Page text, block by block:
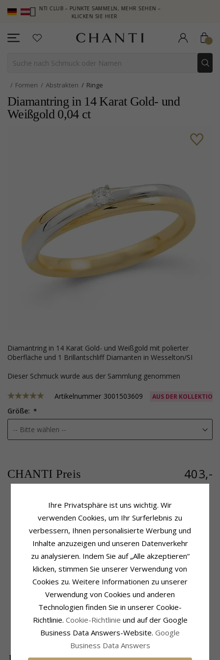
CHANTI CLUB – PUNKTE SAMMELN, MEHR SEHEN –
KLICKEN SIE HIER
Formen Abstrakten Ringe
Diamantring in 14 Karat Gold- und
Weißgold 0,04 ct
Diamantring in 14 Karat Gold- und Weißgold mit polierter
Oberfläche und 1 Brillantschliff Diamanten in Wesselton/SI
Dieser Schmuck wurde aus der Sammlung genommen
Artikelnummer 3001503609 AUS DER KOLLEKTION
Größe:
CHANTI Preis 403,-
Produktinformation
Diamantring
14
Metall:Gold- Und Weißgold
Oberfläche: Polierter
Schmuckstein
Stückzahl:1
Schmuckstein: Diamant
Diamantfarbe:Wesselton
Diamantreinheit: SI
Karat:
0,04
Ringschiene
Breite, Oben:
2,9 mm
2,3 mm
Dicke, Oben: 3,0 mm
Dicke, Unten:1,3 mm
Lieferzeit
Größe Auf Lager:
4-5 Werktage
DIE BELIEBTESTEN PRODUKTE IN DER
Ihre Privatsphäre ist uns wichtig. Wir
verwenden Cookies, um Ihr Surferlebnis zu
verbessern, Ihnen personalisierte Werbung und
Inhalte anzuzeigen und unseren Datenverkehr
zu analysieren. Indem Sie auf „Alle akzeptieren“
klicken, stimmen Sie unserer Verwendung von
Cookies zu. Weitere Informationen zu unserer
Verwendung von Cookies und anderen
Technologien finden Sie in unserer Cookie-
Richtlinie. Cookie-Richtlinie und auf der Google
Business Data Answers-Website. Google
Business Data Answers